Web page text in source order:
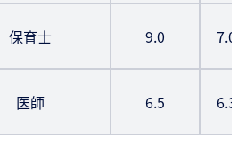
保育士 9.0 7.0
医師 6.5 6.3